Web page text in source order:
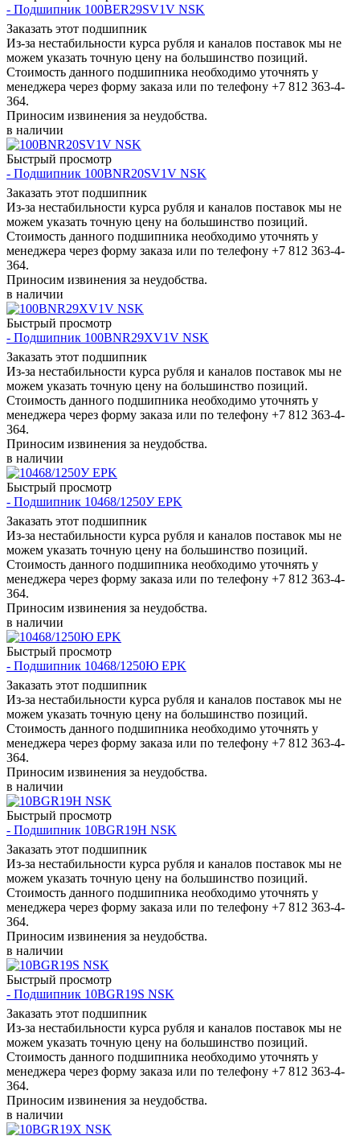
- Подшипник 100BER29SV1V NSK
Заказать этот подшипник
Из-за нестабильности курса рубля и каналов поставок мы не
можем указать точную цену на большинство позиций.
Стоимость данного подшипника необходимо уточнять у
менеджера через форму заказа или по телефону +7 812 363-4-
364.
Приносим извинения за неудобства.
в наличии
Быстрый просмотр
- Подшипник 100BNR20SV1V NSK
Заказать этот подшипник
Из-за нестабильности курса рубля и каналов поставок мы не
можем указать точную цену на большинство позиций.
Стоимость данного подшипника необходимо уточнять у
менеджера через форму заказа или по телефону +7 812 363-4-
364.
Приносим извинения за неудобства.
в наличии
Быстрый просмотр
- Подшипник 100BNR29XV1V NSK
Заказать этот подшипник
Из-за нестабильности курса рубля и каналов поставок мы не
можем указать точную цену на большинство позиций.
Стоимость данного подшипника необходимо уточнять у
менеджера через форму заказа или по телефону +7 812 363-4-
364.
Приносим извинения за неудобства.
в наличии
Быстрый просмотр
- Подшипник 10468/1250У EPK
Заказать этот подшипник
Из-за нестабильности курса рубля и каналов поставок мы не
можем указать точную цену на большинство позиций.
Стоимость данного подшипника необходимо уточнять у
менеджера через форму заказа или по телефону +7 812 363-4-
364.
Приносим извинения за неудобства.
в наличии
Быстрый просмотр
- Подшипник 10468/1250Ю EPK
Заказать этот подшипник
Из-за нестабильности курса рубля и каналов поставок мы не
можем указать точную цену на большинство позиций.
Стоимость данного подшипника необходимо уточнять у
менеджера через форму заказа или по телефону +7 812 363-4-
364.
Приносим извинения за неудобства.
в наличии
Быстрый просмотр
- Подшипник 10BGR19H NSK
Заказать этот подшипник
Из-за нестабильности курса рубля и каналов поставок мы не
можем указать точную цену на большинство позиций.
Стоимость данного подшипника необходимо уточнять у
менеджера через форму заказа или по телефону +7 812 363-4-
364.
Приносим извинения за неудобства.
в наличии
Быстрый просмотр
- Подшипник 10BGR19S NSK
Заказать этот подшипник
Из-за нестабильности курса рубля и каналов поставок мы не
можем указать точную цену на большинство позиций.
Стоимость данного подшипника необходимо уточнять у
менеджера через форму заказа или по телефону +7 812 363-4-
364.
Приносим извинения за неудобства.
в наличии